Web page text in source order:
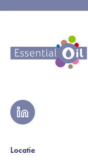
linkedin
Locatie